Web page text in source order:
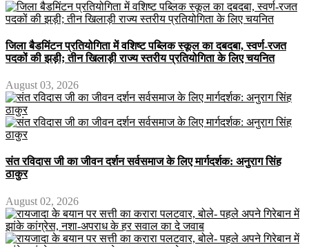
जिला बैडमिंटन प्रतियोगिता में वशिष्ट पब्लिक स्कूल का दबदबा, स्वर्ण-रजत
पदकों की झड़ी; तीन खिलाड़ी राज्य स्तरीय प्रतियोगिता के लिए चयनित
August 03, 2026
संत रविदास जी का जीवन दर्शन सर्वसमाज के लिए मार्गदर्शक: अनुराग सिंह
ठाकुर
August 02, 2026